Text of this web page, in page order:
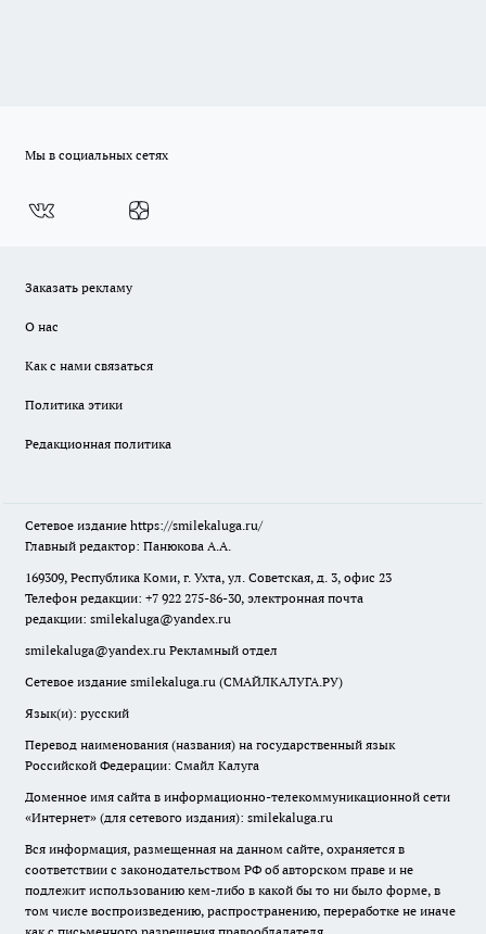
Мы в социальных сетях
Заказать рекламу
О нас
Как с нами связаться
Политика этики
Редакционная политика
Сетевое издание https://smilekaluga.ru/
Главный редактор: Панюкова А.А.
169309, Республика Коми, г. Ухта, ул. Советская, д. 3, офис 23
Телефон редакции: +7 922 275-86-30, электронная почта
редакции: smilekaluga@yandex.ru
smilekaluga@yandex.ru Рекламный отдел
Сетевое издание smilekaluga.ru (СМАЙЛКАЛУГА.РУ)
Язык(и): русский
Перевод наименования (названия) на государственный язык
Российской Федерации: Смайл Калуга
Доменное имя сайта в информационно-телекоммуникационной сети
«Интернет» (для сетевого издания): smilekaluga.ru
Вся информация, размещенная на данном сайте, охраняется в
соответствии с законодательством РФ об авторском праве и не
подлежит использованию кем-либо в какой бы то ни было форме, в
том числе воспроизведению, распространению, переработке не иначе